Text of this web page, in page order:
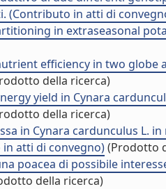
(Contributo in atti di
in extraseasonal
efficiency in two
della ricerca)
yield in Cynara
della ricerca)
in Cynara cardunculus L.
atti di convegno)(Prodotto
poacea di possibile
della ricerca)